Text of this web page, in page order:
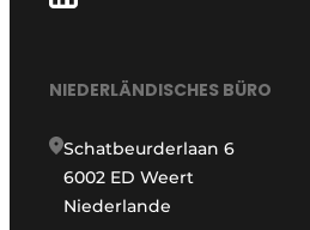
NIEDERLÄNDISCHES BÜRO
Schatbeurderlaan 6
6002 ED Weert
Niederlande